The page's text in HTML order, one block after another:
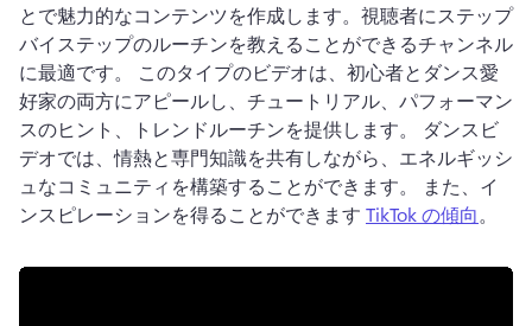
とで魅力的なコンテンツを作成します。視聴者にステップ
バイステップのルーチンを教えることができるチャンネル
に最適です。 このタイプのビデオは、初心者とダンス愛
好家の両方にアピールし、チュートリアル、パフォーマン
スのヒント、トレンドルーチンを提供します。 ダンスビ
デオでは、情熱と専門知識を共有しながら、エネルギッシ
ュなコミュニティを構築することができます。
また、イ
ンスピレーションを得ることができます TikTok の傾向。